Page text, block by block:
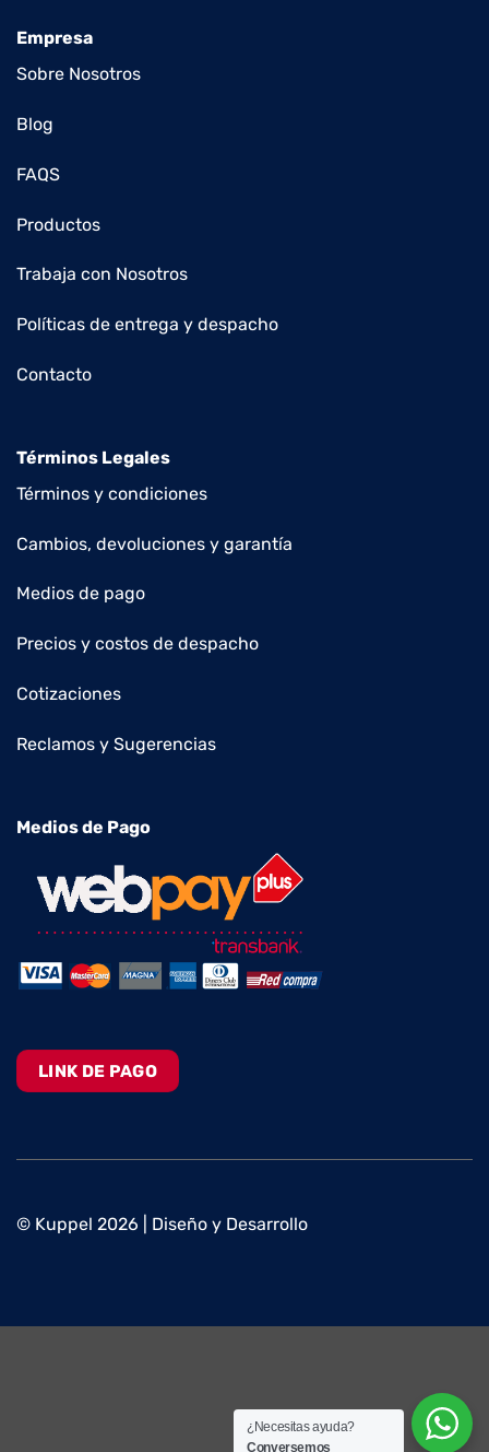
Empresa
Sobre Nosotros
Blog
FAQS
Productos
Trabaja con Nosotros
Políticas de entrega y despacho
Contacto
Términos Legales
Términos y condiciones
Cambios, devoluciones y garantía
Medios de pago
Precios y costos de despacho
Cotizaciones
Reclamos y Sugerencias
Medios de Pago
LINK DE PAGO
© Kuppel 2026 | Diseño y Desarrollo
¿Necesitas ayuda?
Conversemos